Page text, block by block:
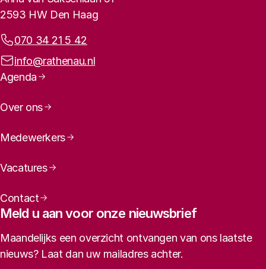
2593 HW Den Haag
Telefoonnummer:
070 34 21 5 42
E-mailadres:
info@rathenau.nl
Paginanavigatie
Agenda
Over ons
Medewerkers
Vacatures
Contact
Meld u aan voor onze nieuwsbrief
Maandelijks een overzicht ontvangen van ons laatste
nieuws? Laat dan uw mailadres achter.